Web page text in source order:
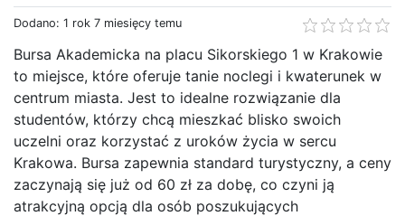
Dodano: 1 rok 7 miesięcy temu
Bursa Akademicka na placu Sikorskiego 1 w Krakowie
to miejsce, które oferuje tanie noclegi i kwaterunek w
centrum miasta. Jest to idealne rozwiązanie dla
studentów, którzy chcą mieszkać blisko swoich
uczelni oraz korzystać z uroków życia w sercu
Krakowa. Bursa zapewnia standard turystyczny, a ceny
zaczynają się już od 60 zł za dobę, co czyni ją
atrakcyjną opcją dla osób poszukujących